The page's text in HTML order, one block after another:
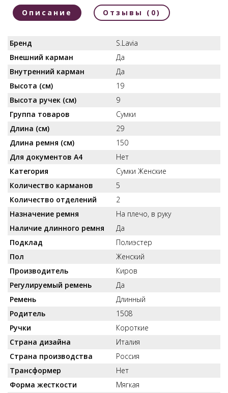
Описание Отзывы (0)
Бренд
S.Lavia
Внешний карман
Да
Внутренний карман
Да
Высота (см)
19
Высота ручек (см)
9
Группа товаров
Сумки
Длина (см)
29
Длина ремня (см)
150
Для документов А4
Нет
Категория
Сумки Женские
Количество карманов
5
Количество отделений
2
Назначение ремня
На плечо, в руку
Наличие длинного ремня
Да
Подклад
Полиэстер
Пол
Женский
Производитель
Киров
Регулируемый ремень
Да
Ремень
Длинный
Родитель
1508
Ручки
Короткие
Страна дизайна
Италия
Страна производства
Россия
Трансформер
Нет
Форма жесткости
Мягкая